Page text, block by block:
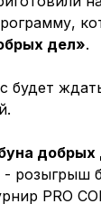
дел».
будет
добрых
- розыгрыш
PRO